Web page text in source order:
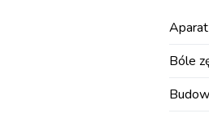
Bóle